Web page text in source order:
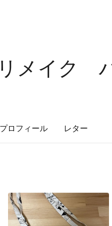
メイク
プロフィール レター